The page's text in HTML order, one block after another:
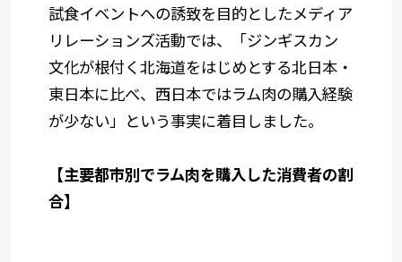
試食イベントへの誘致を目的としたメディア
リレーションズ活動では、「ジンギスカン
文化が根付く北海道をはじめとする北日本・
東日本に比べ、西日本ではラム肉の購入経験
が少ない」という事実に着目しました。
【主要都市別でラム肉を購入した消費者の割
合】